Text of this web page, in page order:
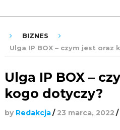
BIZNES
Ulga IP BOX – czym jest oraz
Ulga IP BOX –
kogo dotyczy?
by Redakcja/ 23 marca, 2022 /